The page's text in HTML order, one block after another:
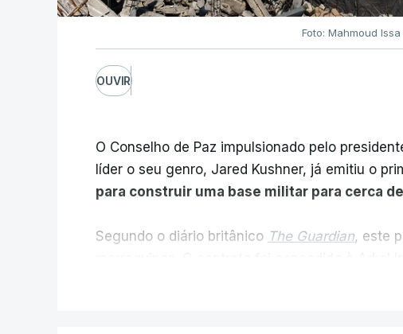
Foto: Mahmoud
OUVIR
O Conselho de Paz impulsionado pelo
líder o seu genro, Jared Kushner, já emitiu o
para construir uma base militar para cerca
Segundo o diário britânico The Guardian, este